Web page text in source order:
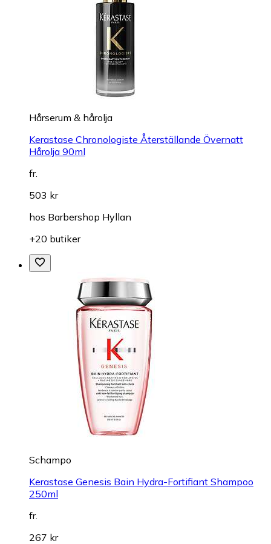
Hårserum & hårolja
Kerastase Chronologiste Återställande Övernatt
Hårolja 90ml
fr.
503 kr
hos Barbershop Hyllan
+20 butiker
Schampo
Kerastase Genesis Bain Hydra-Fortifiant Shampoo
250ml
fr.
267 kr